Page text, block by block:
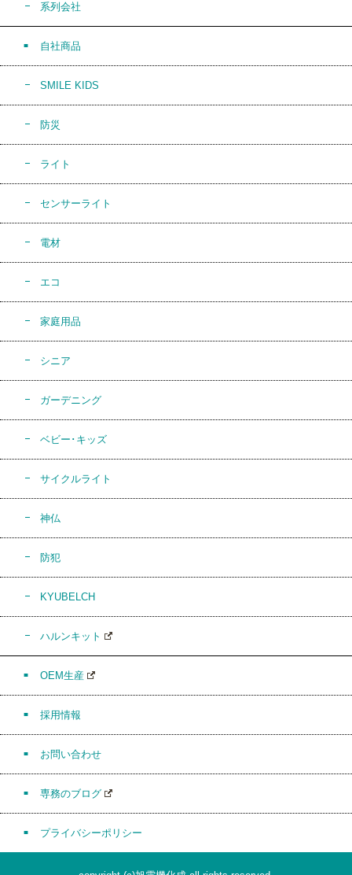
系列会社
自社商品
SMILE KIDS
防災
ライト
センサーライト
電材
エコ
家庭用品
シニア
ガーデニング
ベビー･キッズ
サイクルライト
神仏
防犯
KYUBELCH
ハルンキット
OEM生産
採用情報
お問い合わせ
専務のブログ
プライバシーポリシー